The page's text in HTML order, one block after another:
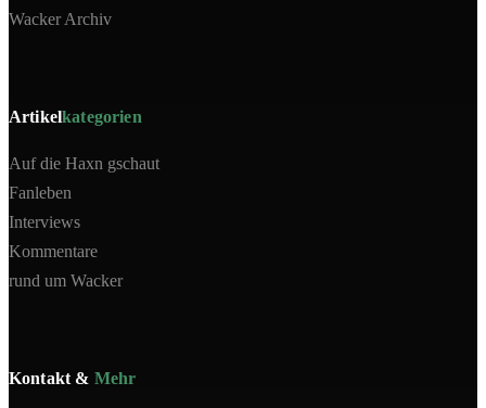
Wacker Archiv
Artikelkategorien
Auf die Haxn gschaut
Fanleben
Interviews
Kommentare
rund um Wacker
Kontakt & Mehr